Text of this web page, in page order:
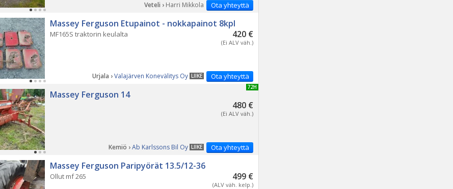
Ota yhteyttä
Veteli › Harri Mikkola
Massey Ferguson Etupainot - nokkapainot 8kpl
420 €
(Ei ALV väh.)
MF165S traktorin keulalta
Ota yhteyttä
LIIKE
Urjala ›Valajärven Konevälitys Oy
UUSI 72H
Massey Ferguson 14
480 €
(Ei ALV väh.)
Ota yhteyttä
LIIKE
Kemiö ›Ab Karlssons Bil Oy
Massey Ferguson Paripyörät 13.5/12-36
499 €
(ALV väh. kelp.)
Ollut mf 265